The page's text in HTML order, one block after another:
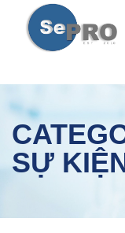
SỰ